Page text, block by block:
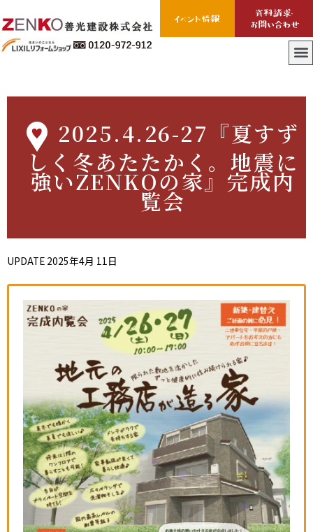
2025.4.26-27『夏すず
しく冬あたたかく。地震に
強いZENKOの家』完成内
覧会
UPDATE 2025年4月 11日